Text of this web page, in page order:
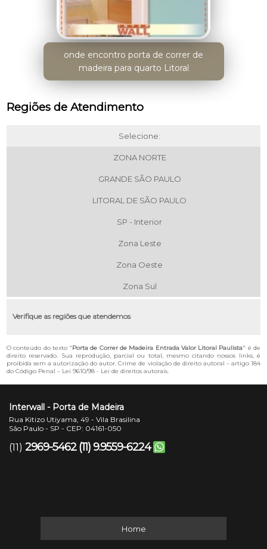
onde encontro porta de correr de
madeira para quarto Litoral
Regiões de Atendimento
Selecione:
ZONA NORTE
GRANDE SÃO PAULO
LITORAL DE SÃO PAULO
SP - Interior
Zona Leste
Zona Oeste
Zona Sul
Verifique as regiões que atendemos
O conteúdo do texto "Porta de Correr de Madeira Entrada Valor Litoral Paulista" é de
direito reservado. Sua reprodução, parcial ou total, mesmo citando nossos links, é
proibida sem a autorização do autor. Crime de violação de direito autoral – artigo 184
do Código Penal – Lei 9610/98 - Lei de direitos autorais.
Interwall - Porta de Madeira
Rua Kitizo Utiyama, 49 - Vila Brasilina
São Paulo - SP - CEP: 04161-050
(11) 2969-5462 (11) 9.9559-6224
Home